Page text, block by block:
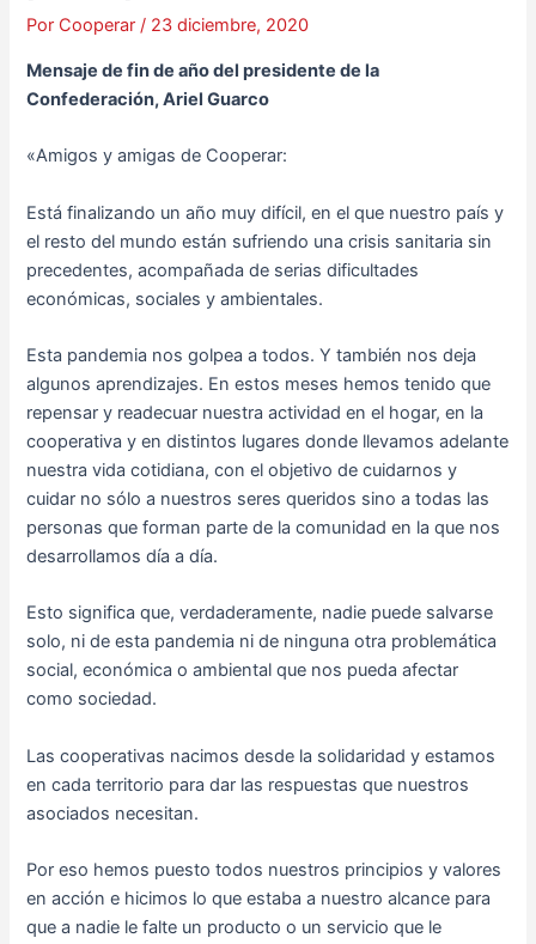
Por Cooperar/ 23 diciembre, 2020
Mensaje de fin de año del presidente de la
Confederación, Ariel Guarco
«Amigos y amigas de Cooperar:
Está finalizando un año muy difícil, en el que nuestro país y
el resto del mundo están sufriendo una crisis sanitaria sin
precedentes, acompañada de serias dificultades
económicas, sociales y ambientales.
Esta pandemia nos golpea a todos. Y también nos deja
algunos aprendizajes. En estos meses hemos tenido que
repensar y readecuar nuestra actividad ­en el hogar, en la
cooperativa y en distintos lugares donde llevamos adelante
nuestra vida cotidiana, con el objetivo de cuidarnos y
cuidar no sólo a nuestros seres queridos sino a todas las
personas que forman parte de la comunidad en la que nos
desarrollamos día a día.
Esto significa que, verdaderamente, nadie puede salvarse
solo, ni de esta pandemia ni de ninguna otra problemática
social, económica o ambiental que nos pueda afectar
como sociedad.
Las cooperativas nacimos desde la solidaridad y estamos
en cada territorio para dar las respuestas que nuestros
asociados necesitan.
Por eso hemos puesto todos nuestros principios y valores
en acción e hicimos lo que estaba a nuestro alcance para
que a nadie le falte un producto o un servicio que le